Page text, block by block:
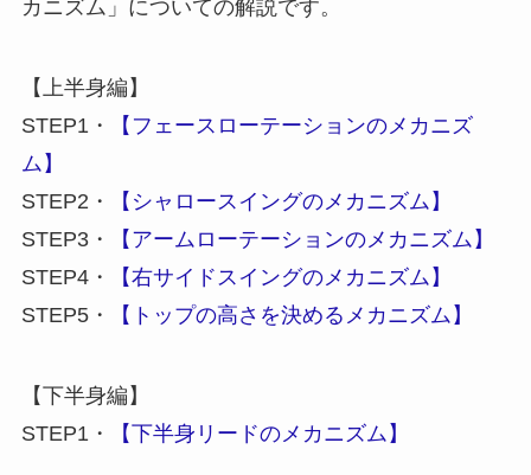
カニズム」についての解説です。
【上半身編】
STEP1・
【フェースローテーションのメカニズ
ム】
STEP2・
【シャロースイングのメカニズム】
STEP3・
【アームローテーションのメカニズム】
STEP4・
【右サイドスイングのメカニズム】
STEP5・
【トップの高さを決めるメカニズム】
【下半身編】
STEP1・
【下半身リードのメカニズム】